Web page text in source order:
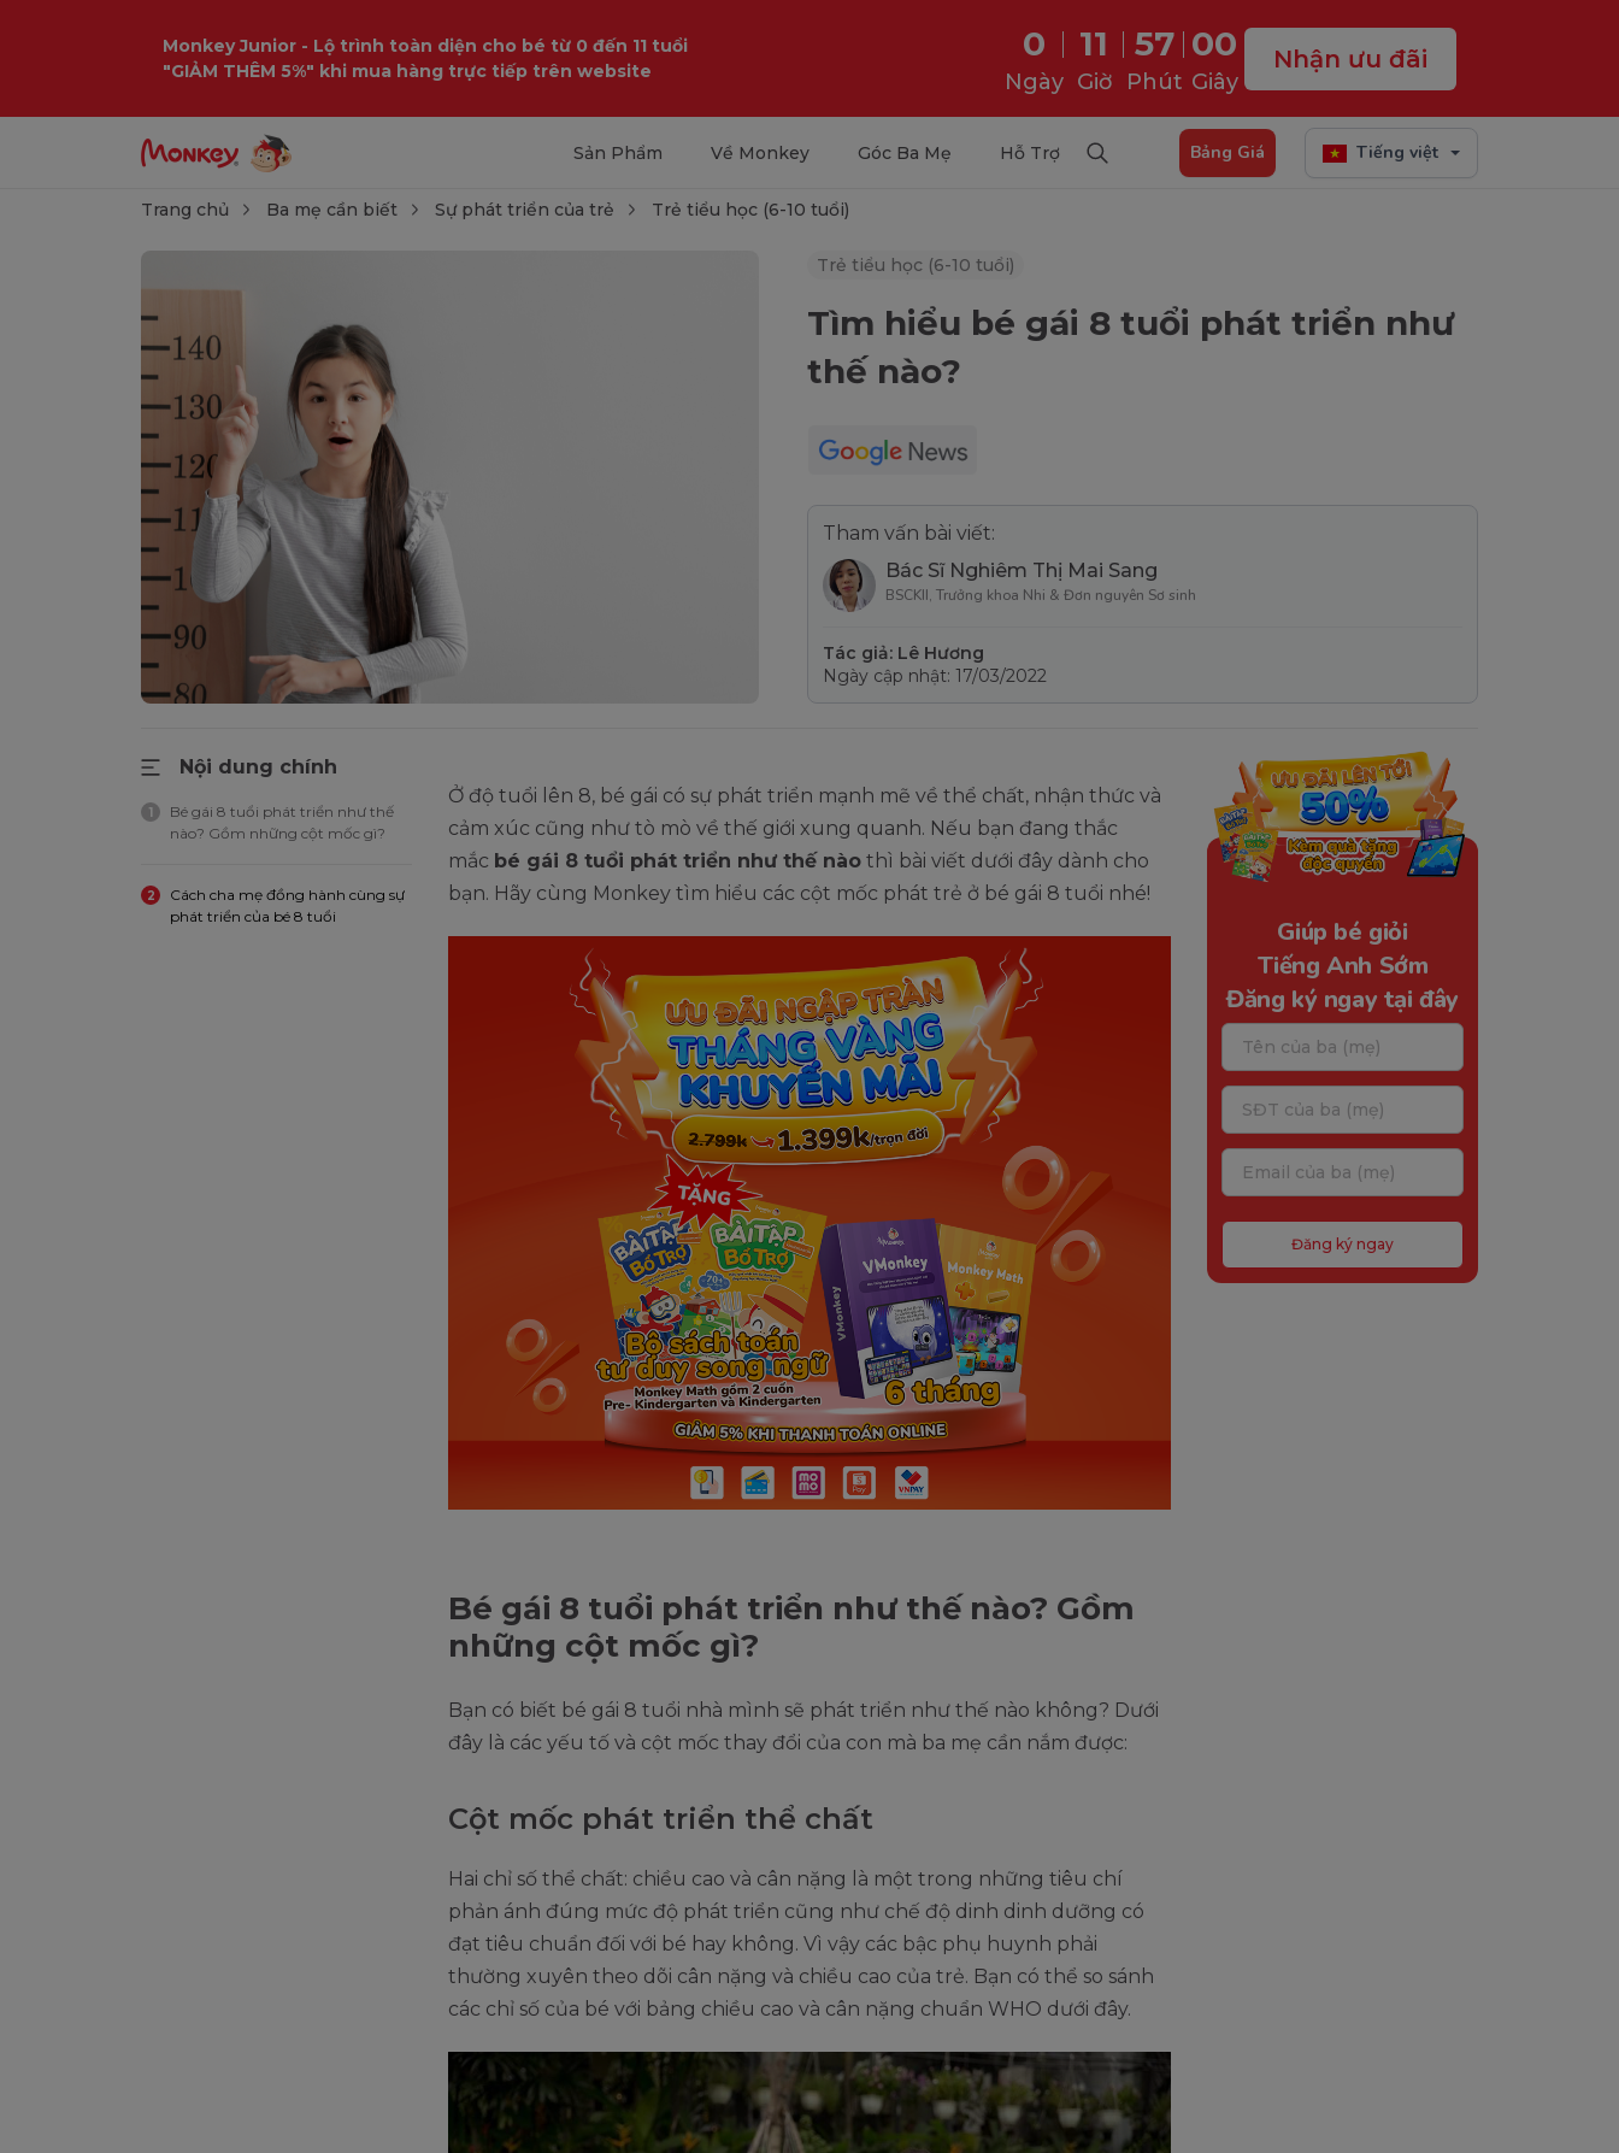
Monkey Junior - Lộ trình toàn diện cho bé từ 0 đến 11 tuổi
"GIẢM THÊM 5%" khi mua hàng trực tiếp trên website
0
Ngày
11
Giờ
56
Phút
59
Giây
Nhận ưu đãi
Sản Phẩm Về Monkey Góc Ba Mẹ Hỗ Trợ Bảng Giá Tiếng việt
Trang chủ Ba mẹ cần biết Sự phát triển của trẻ Trẻ tiểu học (6-10 tuổi)
Trẻ tiểu học (6-10 tuổi)
Tìm hiểu bé gái 8 tuổi phát triển như
thế nào?
Tham vấn bài viết:
Bác Sĩ Nghiêm Thị Mai Sang
BSCKII, Trưởng khoa Nhi & Đơn nguyên Sơ sinh
Tác giả: Lê Hương
Ngày cập nhật: 17/03/2022
Nội dung chính
1
Bé gái 8 tuổi phát triển như thế
nào? Gồm những cột mốc gì?
2
Cách cha mẹ đồng hành cùng sự
phát triển của bé 8 tuổi
Ở độ tuổi lên 8, bé gái có sự phát triển mạnh mẽ về thể chất, nhận thức và
cảm xúc cũng như tò mò về thế giới xung quanh. Nếu bạn đang thắc
mắc bé gái 8 tuổi phát triển như thế nào thì bài viết dưới đây dành cho
bạn. Hãy cùng Monkey tìm hiểu các cột mốc phát trẻ ở bé gái 8 tuổi nhé!
Bé gái 8 tuổi phát triển như thế nào? Gồm
những cột mốc gì?
Bạn có biết bé gái 8 tuổi nhà mình sẽ phát triển như thế nào không? Dưới
đây là các yếu tố và cột mốc thay đổi của con mà ba mẹ cần nắm được:
Cột mốc phát triển thể chất
Hai chỉ số thể chất: chiều cao và cân nặng là một trong những tiêu chí
phản ánh đúng mức độ phát triển cũng như chế độ dinh dinh dưỡng có
đạt tiêu chuẩn đối với bé hay không. Vì vậy các bậc phụ huynh phải
thường xuyên theo dõi cân nặng và chiều cao của trẻ. Bạn có thể so sánh
các chỉ số của bé với bảng chiều cao và cân nặng chuẩn WHO dưới đây.
Giúp bé giỏi
Tiếng Anh Sớm
Đăng ký ngay tại đây
Đăng ký ngay